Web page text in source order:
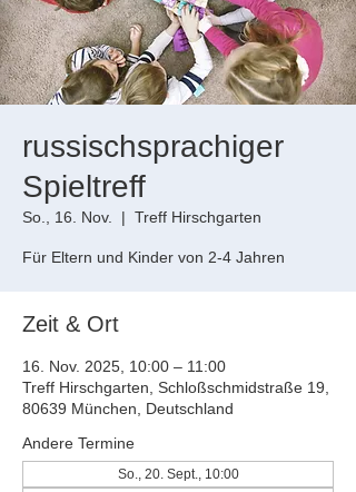
russischsprachiger
Spieltreff
So., 16. Nov.
  |
Treff Hirschgarten
Für Eltern und Kinder von 2-4 Jahren
Zeit & Ort
16. Nov. 2025, 10:00 – 11:00
Treff Hirschgarten, Schloßschmidstraße 19,
80639 München, Deutschland
Andere Termine
So., 20. Sept., 10:00